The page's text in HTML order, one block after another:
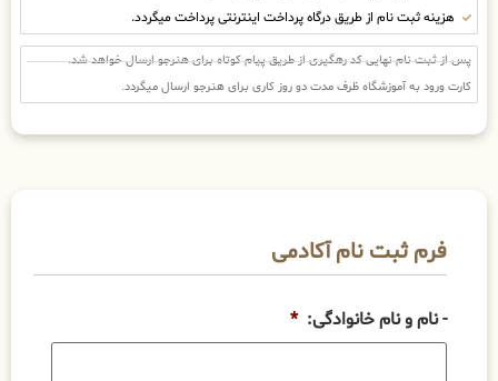
هزینه ثبت نام از طریق درگاه پرداخت اینترنتی پرداخت میگردد.
پس از ثبت نام نهایی کد رهگیری از طریق پیام کوتاه برای هنرجو ارسال خواهد شد.
کارت ورود به آموزشگاه ظرف مدت دو روز کاری برای هنرجو ارسال میگردد.
فرم ثبت نام آکادمی
- نام و نام خانوادگی: *